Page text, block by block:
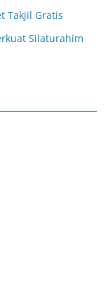
Takjil Gratis
Silaturahim